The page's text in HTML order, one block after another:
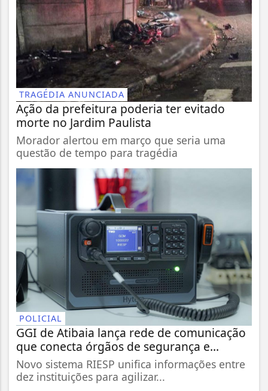
TRAGÉDIA ANUNCIADA
Ação da prefeitura poderia ter evitado
morte no Jardim Paulista
Morador alertou em março que seria uma
questão de tempo para tragédia
POLICIAL
GGI de Atibaia lança rede de comunicação
que conecta órgãos de segurança e...
Novo sistema RIESP unifica informações entre
dez instituições para agilizar...